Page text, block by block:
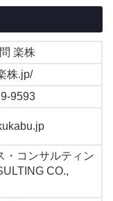
楽株
株.jp/
9593
・コンサルティン
CO.,